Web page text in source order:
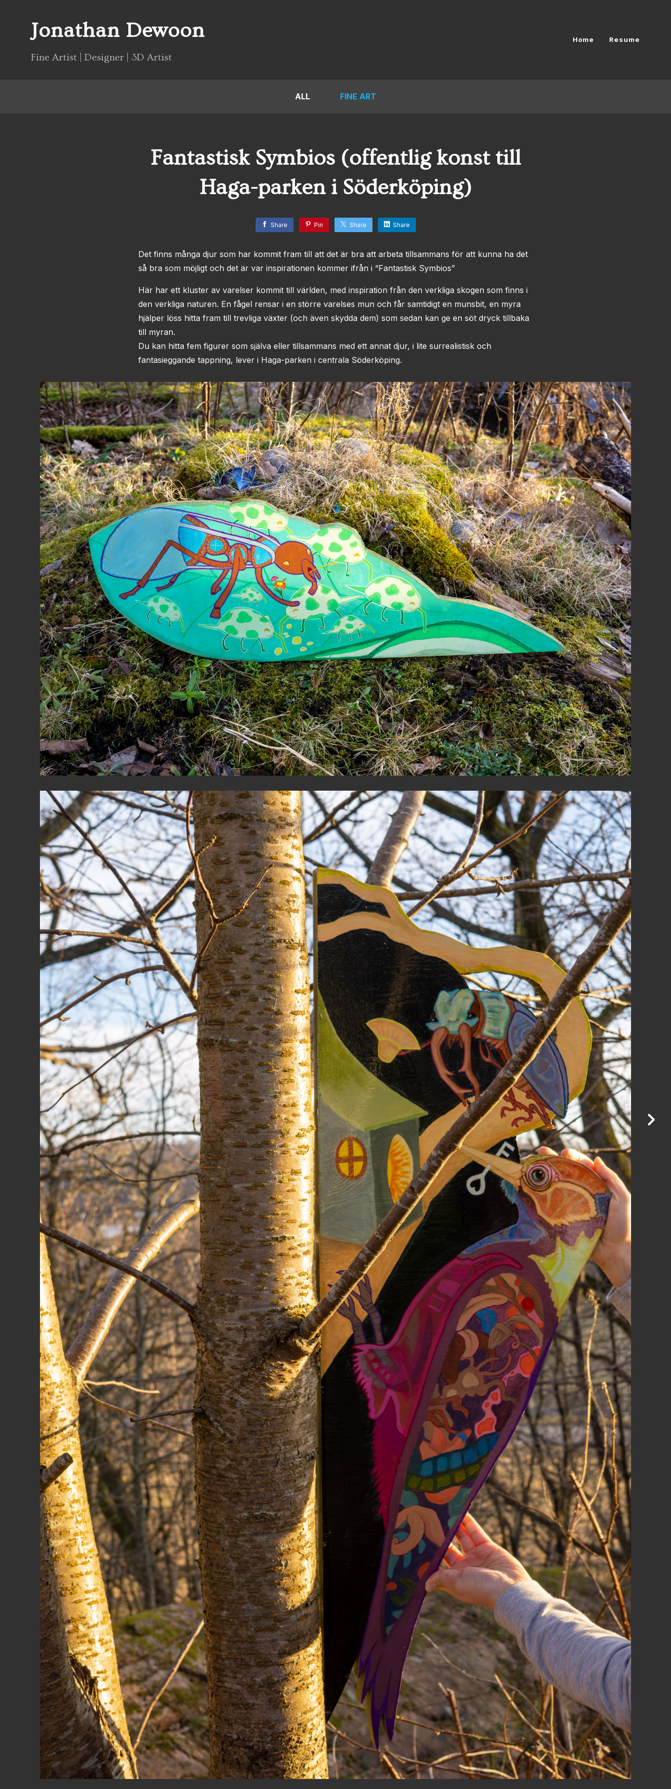
Jonathan Dewoon
Fine Artist | Designer | 3D Artist
Home Resume
ALL FINE ART
Fantastisk Symbios (offentlig konst till
Haga-parken i Söderköping)
Share Pin Share Share
Det finns många djur som har kommit fram till att det är bra att arbeta tillsammans för att kunna ha det
så bra som möjligt och det är var inspirationen kommer ifrån i “Fantastisk Symbios”
Här har ett kluster av varelser kommit till världen, med inspiration från den verkliga skogen som finns i
den verkliga naturen. En fågel rensar i en större varelses mun och får samtidigt en munsbit, en myra
hjälper löss hitta fram till trevliga växter (och även skydda dem) som sedan kan ge en söt dryck tillbaka
till myran.
Du kan hitta fem figurer som själva eller tillsammans med ett annat djur, i lite surrealistisk och
fantasieggande tappning, lever i Haga-parken i centrala Söderköping.